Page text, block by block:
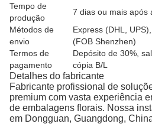
Tempo de
produção
7 dias ou mais após
Métodos de
envio
Express (DHL,
(FOB Shenzhen)
Termos de
pagamento
Depósito de 30%,
cópia B/L
Detalhes do fabricante
Fabricante profissional de
premium com vasta experiência
de embalagens florais. Nossa
em Dongguan, Guangdong,